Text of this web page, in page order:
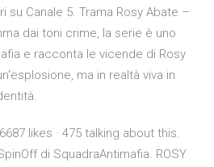
su Canale 5. Trama Rosy Abate –
dai toni crime, la serie è uno
e racconta le vicende di Rosy
ma in realtà viva in
likes · 475 talking about this.
di SquadraAntimafia. ROSY